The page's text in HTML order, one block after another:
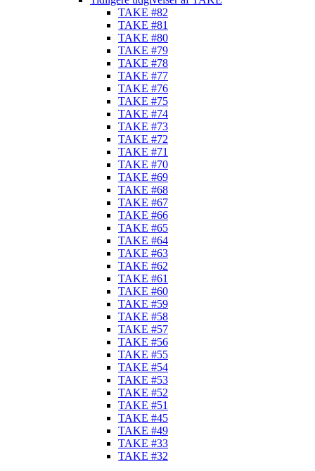
TAKE #82
TAKE #81
TAKE #80
TAKE #79
TAKE #78
TAKE #77
TAKE #76
TAKE #75
TAKE #74
TAKE #73
TAKE #72
TAKE #71
TAKE #70
TAKE #69
TAKE #68
TAKE #67
TAKE #66
TAKE #65
TAKE #64
TAKE #63
TAKE #62
TAKE #61
TAKE #60
TAKE #59
TAKE #58
TAKE #57
TAKE #56
TAKE #55
TAKE #54
TAKE #53
TAKE #52
TAKE #51
TAKE #45
TAKE #49
TAKE #33
TAKE #32